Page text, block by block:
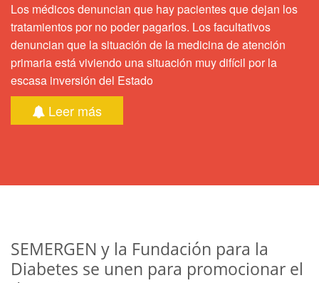
Los médicos denuncian que hay pacientes que dejan los
tratamientos por no poder pagarlos. Los facultativos
denuncian que la situación de la medicina de atención
primaria está viviendo una situación muy difícil por la
escasa inversión del Estado
Leer más
SEMERGEN y la Fundación para la
Diabetes se unen para promocionar el